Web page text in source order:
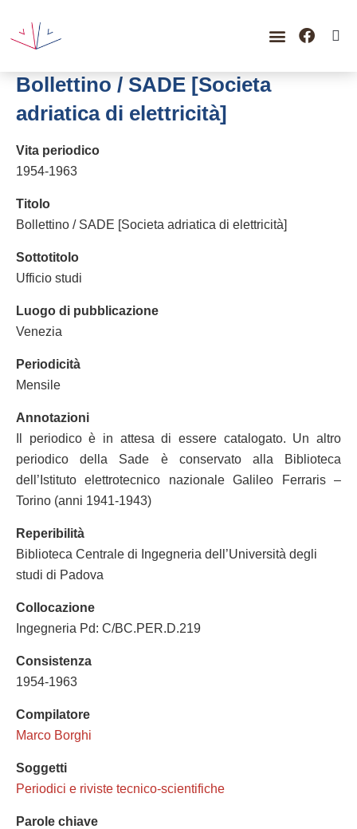
Bollettino / SADE [Societa
adriatica di elettricità]
Vita periodico
1954-1963
Titolo
Bollettino / SADE [Societa adriatica di elettricità]
Sottotitolo
Ufficio studi
Luogo di pubblicazione
Venezia
Periodicità
Mensile
Annotazioni
Il periodico è in attesa di essere catalogato. Un altro
periodico della Sade è conservato alla Biblioteca
dell’Istituto elettrotecnico nazionale Galileo Ferraris –
Torino (anni 1941-1943)
Reperibilità
Biblioteca Centrale di Ingegneria dell’Università degli
studi di Padova
Collocazione
Ingegneria Pd: C/BC.PER.D.219
Consistenza
1954-1963
Compilatore
Marco Borghi
Soggetti
Periodici e riviste tecnico-scientifiche
Parole chiave